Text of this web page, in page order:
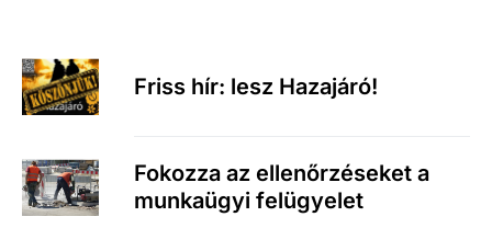
Friss hír: lesz Hazajáró!
Fokozza az ellenőrzéseket a
munkaügyi felügyelet